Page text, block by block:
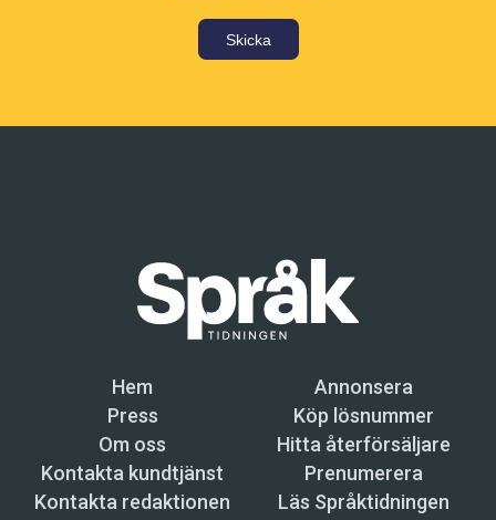
Skicka
Hem
Annonsera
Press
Köp lösnummer
Om oss
Hitta återförsäljare
Kontakta kundtjänst
Prenumerera
Kontakta redaktionen
Läs Språktidningen